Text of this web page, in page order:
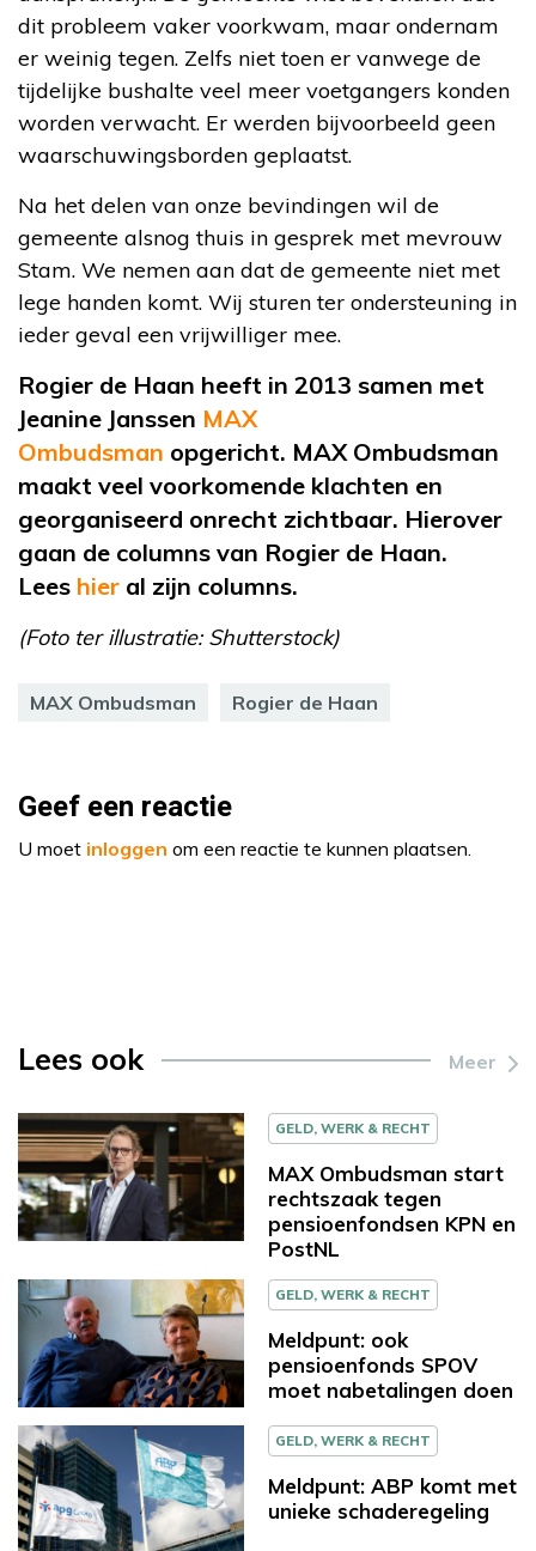
dit probleem vaker voorkwam, maar ondernam
er weinig tegen. Zelfs niet toen er vanwege de
tijdelijke bushalte veel meer voetgangers konden
worden verwacht. Er werden bijvoorbeeld geen
waarschuwingsborden geplaatst.
Na het delen van onze bevindingen wil de
gemeente alsnog thuis in gesprek met mevrouw
Stam. We nemen aan dat de gemeente niet met
lege handen komt. Wij sturen ter ondersteuning in
ieder geval een vrijwilliger mee.
Rogier de Haan heeft in 2013 samen met
Jeanine Janssen MAX
Ombudsman opgericht. MAX Ombudsman
maakt veel voorkomende klachten en
georganiseerd onrecht zichtbaar. Hierover
gaan de columns van Rogier de Haan.
Lees hier al zijn columns.
(Foto ter illustratie: Shutterstock)
MAX Ombudsman Rogier de Haan
Geef een reactie
U moet inloggen om een reactie te kunnen plaatsen.
Lees ook Meer
GELD, WERK & RECHT
MAX Ombudsman start
rechtszaak tegen
pensioenfondsen KPN en
PostNL
GELD, WERK & RECHT
Meldpunt: ook
pensioenfonds SPOV
moet nabetalingen doen
GELD, WERK & RECHT
Meldpunt: ABP komt met
unieke schaderegeling